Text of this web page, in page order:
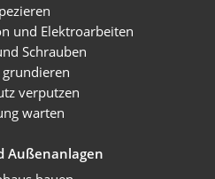
und Elektroarbeiten
Schrauben
verputzen
warten
Außenanlagen